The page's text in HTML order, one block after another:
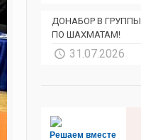
ДОНАБОР В ГРУППЫ
ПО ШАХМАТАМ!
31.07.2026
Решаем вместе